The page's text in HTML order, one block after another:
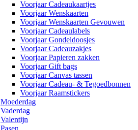
Voorjaar Cadeaukaartjes
Voorjaar Wenskaarten
Voorjaar Wenskaarten Gevouwen
Voorjaar Cadeaulabels
Voorjaar Gondeldoosjes
Voorjaar Cadeauzakjes
Voorjaar Papieren zakken
Voorjaar Gift bags
Voorjaar Canvas tassen
Voorjaar Cadeau- & Tegoedbonnen
Voorjaar Raamstickers
Moederdag
Vaderdag
Valentijn
Pasen